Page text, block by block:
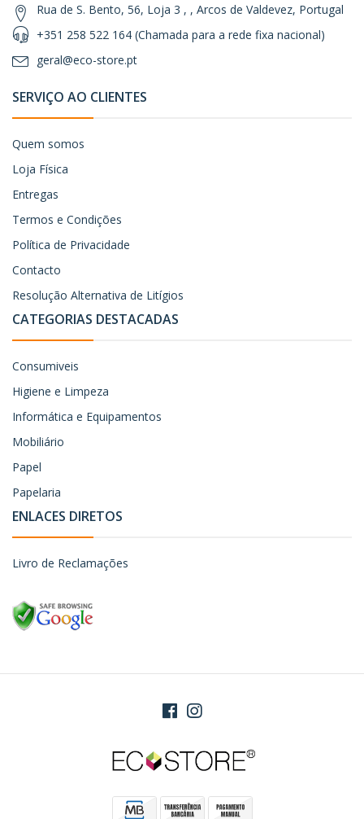
Rua de S. Bento, 56, Loja 3 , , Arcos de Valdevez, Portugal
+351 258 522 164 (Chamada para a rede fixa nacional)
geral@eco-store.pt
SERVIÇO AO CLIENTES
Quem somos
Loja Física
Entregas
Termos e Condições
Política de Privacidade
Contacto
Resolução Alternativa de Litígios
CATEGORIAS DESTACADAS
Consumiveis
Higiene e Limpeza
Informática e Equipamentos
Mobiliário
Papel
Papelaria
ENLACES DIRETOS
Livro de Reclamações